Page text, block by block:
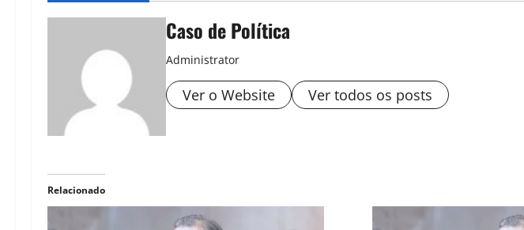
Caso de Política
Administrator
Ver o Website Ver todos os posts
Relacionado